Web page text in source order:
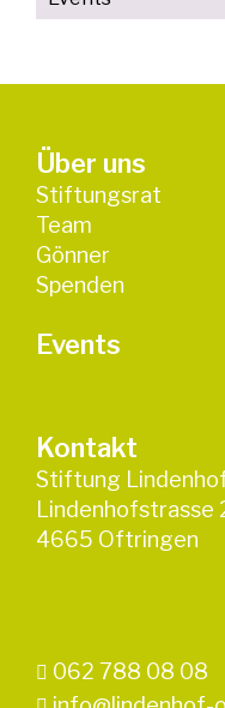
Über uns
Stiftungsrat
Team
Gönner
Spenden
Events
Kontakt
Stiftung
Lindenhofstrasse
4665 Oftringen
062 788 08 08